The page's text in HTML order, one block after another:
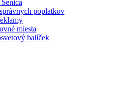
poplatkov
miesta
balíček